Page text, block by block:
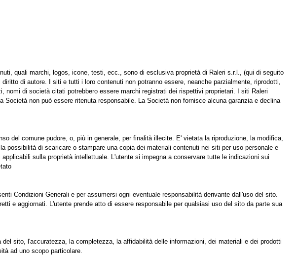
quali marchi, logos, icone, testi, ecc., sono di esclusiva proprietà di Raleri s.r.l., (qui di seguito
di autore. I siti e tutti i loro contenuti non potranno essere, neanche parzialmente, riprodotti,
di società citati potrebbero essere marchi registrati dei rispettivi proprietari. I siti Raleri
non può essere ritenuta responsabile. La Società non fornisce alcuna garanzia e declina
del comune pudore, o, più in generale, per finalità illecite. E' vietata la riproduzione, la modifica,
di scaricare o stampare una copia dei materiali contenuti nei siti per uso personale e
sulla proprietà intellettuale. L'utente si impegna a conservare tutte le indicazioni sui
Condizioni Generali e per assumersi ogni eventuale responsabilità derivante dall'uso del sito.
e aggiornati. L'utente prende atto di essere responsabile per qualsiasi uso del sito da parte sua
sito, l'accuratezza, la completezza, la affidabilità delle informazioni, dei materiali e dei prodotti
ad uno scopo particolare.